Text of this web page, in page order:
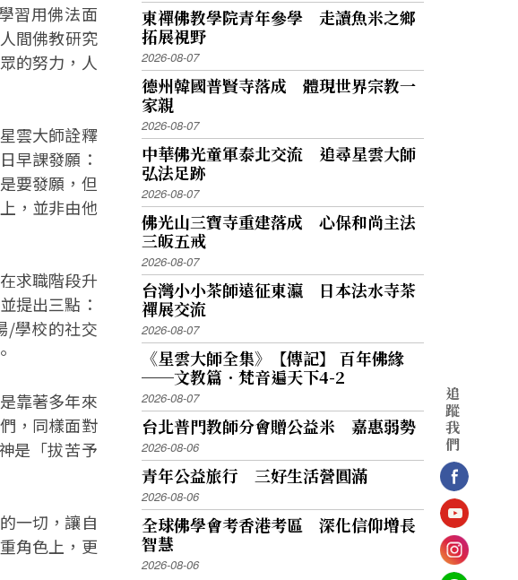
習用佛法面
間佛教研究
的努力，人
雲大師詮釋
早課發願：
要發願，但
，並非由他
求職階段升
提出三點：
/學校的社交
靠著多年來
，同樣面對
是「拔苦予
一切，讓自
角色上，更
東禪佛教學院青年參學 走讀魚米之鄉
拓展視野
2026-08-07
德州韓國普賢寺落成 體現世界宗教一
家親
2026-08-07
中華佛光童軍泰北交流 追尋星雲大師
弘法足跡
2026-08-07
佛光山三寶寺重建落成 心保和尚主法
三皈五戒
2026-08-07
台灣小小茶師遠征東瀛 日本法水寺茶
禪展交流
2026-08-07
《星雲大師全集》【傳記】 百年佛緣
──文教篇．梵音遍天下4-2
2026-08-07
台北普門教師分會贈公益米 嘉惠弱勢
2026-08-06
青年公益旅行 三好生活營圓滿
2026-08-06
全球佛學會考香港考區 深化信仰增長
智慧
2026-08-06
追
蹤
我
們